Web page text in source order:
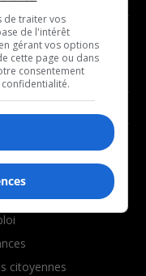
franco
récemment
vivre
être
citoyennes
de traiter vos
de l'intérêt
gérant vos options
cette page ou dans
consentement